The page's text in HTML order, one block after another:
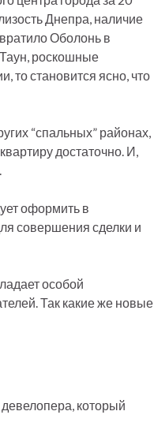
Днепра, наличие
Оболонь в
роскошные
то становится ясно, что
“спальных” районах,
достаточно. И,
оформить в
совершения сделки и
особой
Так какие же новые
который